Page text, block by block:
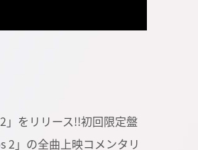
をリリース!!初回限定盤
2」の全曲上映コメンタリ